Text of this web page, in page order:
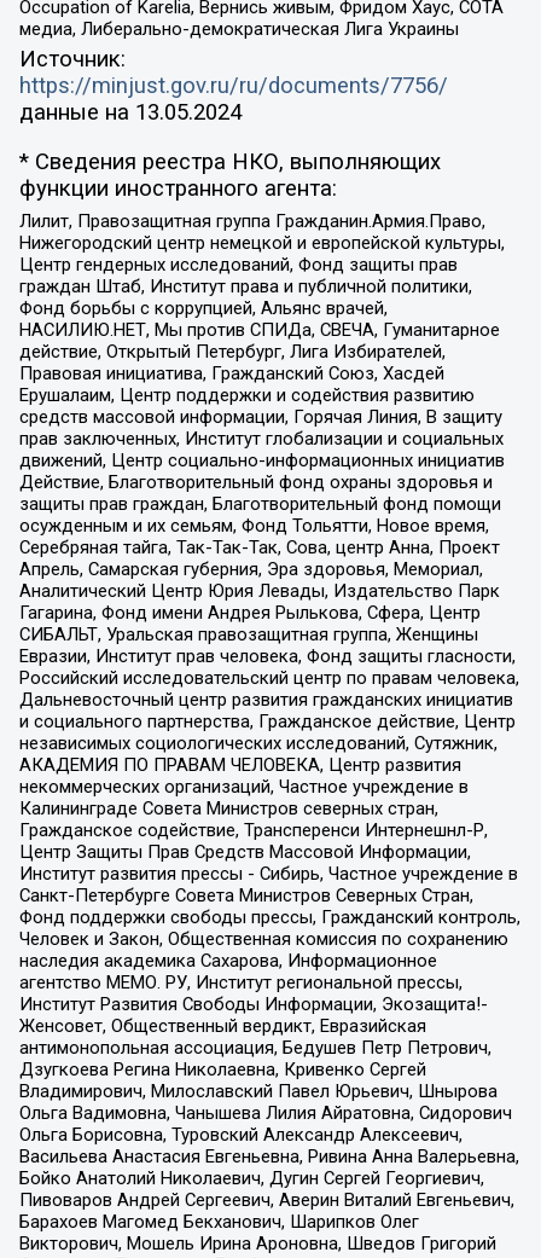
Occupation of Karelia, Вернись живым, Фридом Хаус, СОТА
медиа, Либерально-демократическая Лига Украины
Источник:
https://minjust.gov.ru/ru/documents/7756/
данные на 13.05.2024
* Сведения реестра НКО, выполняющих
функции иностранного агента:
Лилит, Правозащитная группа Гражданин.Армия.Право,
Нижегородский центр немецкой и европейской культуры,
Центр гендерных исследований, Фонд защиты прав
граждан Штаб, Институт права и публичной политики,
Фонд борьбы с коррупцией, Альянс врачей,
НАСИЛИЮ.НЕТ, Мы против СПИДа, СВЕЧА, Гуманитарное
действие, Открытый Петербург, Лига Избирателей,
Правовая инициатива, Гражданский Союз, Хасдей
Ерушалаим, Центр поддержки и содействия развитию
средств массовой информации, Горячая Линия, В защиту
прав заключенных, Институт глобализации и социальных
движений, Центр социально-информационных инициатив
Действие, Благотворительный фонд охраны здоровья и
защиты прав граждан, Благотворительный фонд помощи
осужденным и их семьям, Фонд Тольятти, Новое время,
Серебряная тайга, Так-Так-Так, Сова, центр Анна, Проект
Апрель, Самарская губерния, Эра здоровья, Мемориал,
Аналитический Центр Юрия Левады, Издательство Парк
Гагарина, Фонд имени Андрея Рылькова, Сфера, Центр
СИБАЛЬТ, Уральская правозащитная группа, Женщины
Евразии, Институт прав человека, Фонд защиты гласности,
Российский исследовательский центр по правам человека,
Дальневосточный центр развития гражданских инициатив
и социального партнерства, Гражданское действие, Центр
независимых социологических исследований, Сутяжник,
АКАДЕМИЯ ПО ПРАВАМ ЧЕЛОВЕКА, Центр развития
некоммерческих организаций, Частное учреждение в
Калининграде Совета Министров северных стран,
Гражданское содействие, Трансперенси Интернешнл-Р,
Центр Защиты Прав Средств Массовой Информации,
Институт развития прессы - Сибирь, Частное учреждение в
Санкт-Петербурге Совета Министров Северных Стран,
Фонд поддержки свободы прессы, Гражданский контроль,
Человек и Закон, Общественная комиссия по сохранению
наследия академика Сахарова, Информационное
агентство МЕМО. РУ, Институт региональной прессы,
Институт Развития Свободы Информации, Экозащита!-
Женсовет, Общественный вердикт, Евразийская
антимонопольная ассоциация, Бедушев Петр Петрович,
Дзугкоева Регина Николаевна, Кривенко Сергей
Владимирович, Милославский Павел Юрьевич, Шнырова
Ольга Вадимовна, Чанышева Лилия Айратовна, Сидорович
Ольга Борисовна, Туровский Александр Алексеевич,
Васильева Анастасия Евгеньевна, Ривина Анна Валерьевна,
Бойко Анатолий Николаевич, Дугин Сергей Георгиевич,
Пивоваров Андрей Сергеевич, Аверин Виталий Евгеньевич,
Барахоев Магомед Бекханович, Шарипков Олег
Викторович, Мошель Ирина Ароновна, Шведов Григорий